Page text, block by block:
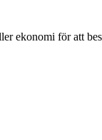
ekonomi för att